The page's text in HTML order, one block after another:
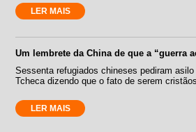
LER MAIS
Um lembrete da China de que a “guerra
Sessenta refugiados chineses pediram
Tcheca dizendo que o fato de serem
LER MAIS